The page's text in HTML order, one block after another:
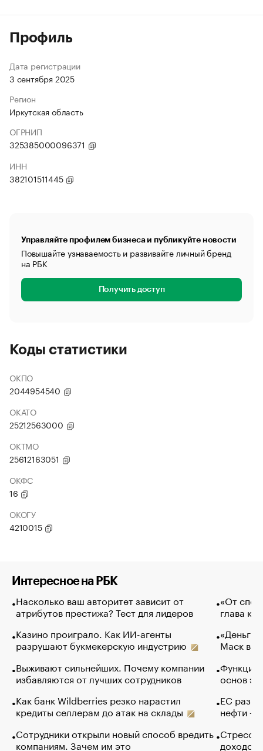
Профиль
Дата регистрации
3 сентября 2025
Регион
Иркутская область
ОГРНИП
325385000096371
ИНН
382101511445
Управляйте профилем бизнеса и публикуйте новости
Повышайте узнаваемость и развивайте личный бренд
на РБК
Получить доступ
Коды статистики
ОКПО
2044954540
ОКАТО
25212563000
ОКТМО
25612163051
ОКФС
16
ОКОГУ
4210015
Интересное на РБК
Насколько ваш авторитет зависит от
атрибутов престижа? Тест для лидеров
Казино проиграло. Как ИИ-агенты
разрушают букмекерскую индустрию
Выживают сильнейших. Почему компании
избавляются от лучших сотрудников
Как банк Wildberries резко нарастил
кредиты селлерам до атак на склады
Сотрудники открыли новый способ вредить
компаниям. Зачем им это
«От
глава
«Деньги
Маск в
Функции
основ
ЕС
нефти —
Стресс
доходов